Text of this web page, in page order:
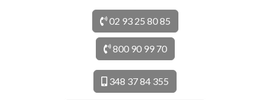
02 93 25 80 85
800 90 99 70
348 37 84 355